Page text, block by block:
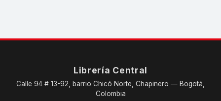
Librería Central
Calle 94 # 13-92, barrio Chicó Norte, Chapinero — Bogotá,
Colombia